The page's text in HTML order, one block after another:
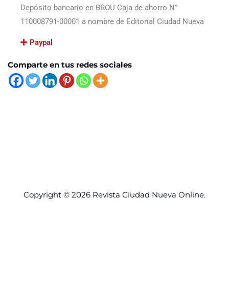
Depósito bancario en BROU Caja de ahorro N°
110008791-00001 a nombre de Editorial Ciudad Nueva
Paypal
Comparte en tus redes sociales
Copyright © 2026 Revista Ciudad Nueva Online.